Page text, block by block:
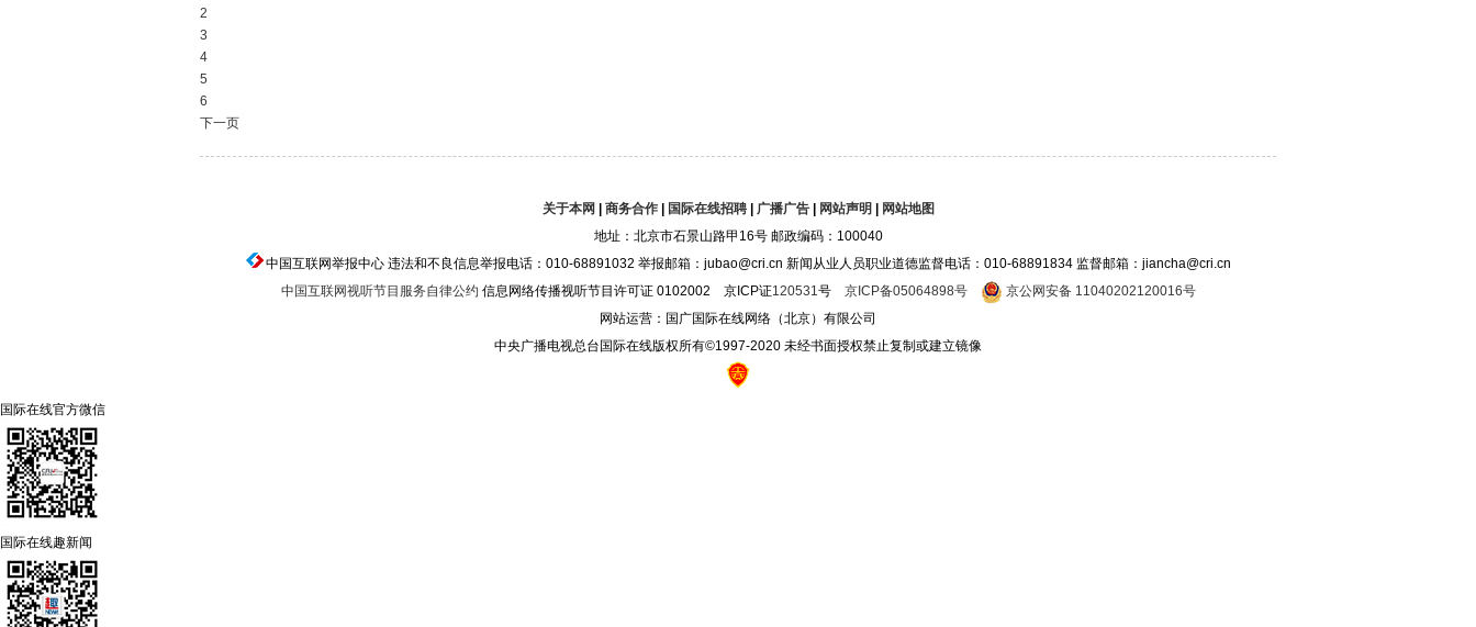
2
3
4
5
6
下一页
关于本网 商务合作| 国际在线招聘| 广播广告| 网站声明
网站地图
地址：北京市石景山路甲16号 邮政编码：100040
中国互联网举报中心 违法和不良信息举报电话：010-68891032 举报邮箱：jubao@cri.cn 新闻从业人员职业道德监督电话：010-68891834 监督邮箱：jiancha@cri.cn
中国互联网视听节目服务自律公约 信息网络传播视听节目许可证 0102002 京ICP证120531号 京ICP备05064898号
京公网安备 11040202120016号
网站运营：国广国际在线网络（北京）有限公司
中央广播电视总台国际在线版权所有©1997-2020 未经书面授权禁止复制或建立镜像
国际在线官方微信
国际在线趣新闻